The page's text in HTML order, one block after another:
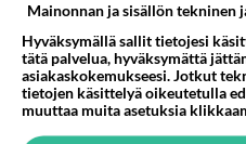
Mainonnan ja sisällön tekninen
Hyväksymällä sallit tietojesi
tätä palvelua, hyväksymättä
asiakaskokemukseesi. Jotkut
tietojen käsittelyä oikeutetulla
muuttaa muita asetuksia